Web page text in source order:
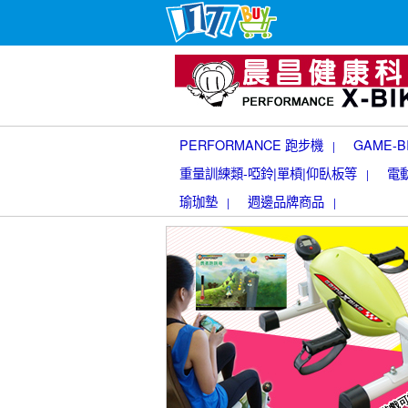
PERFORMANCE 跑步機 |
GAME-
重量訓練類-啞鈴|單槓|仰臥板等
|
電
瑜珈墊
| 週邊品牌商品 |